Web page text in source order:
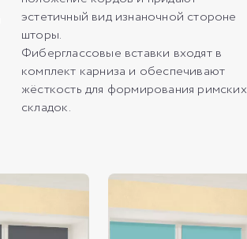
эстетичный вид изнаночной стороне
шторы.
Фиберглассовые вставки входят в
комплект карниза и обеспечивают
жёсткость для формирования римских
складок.